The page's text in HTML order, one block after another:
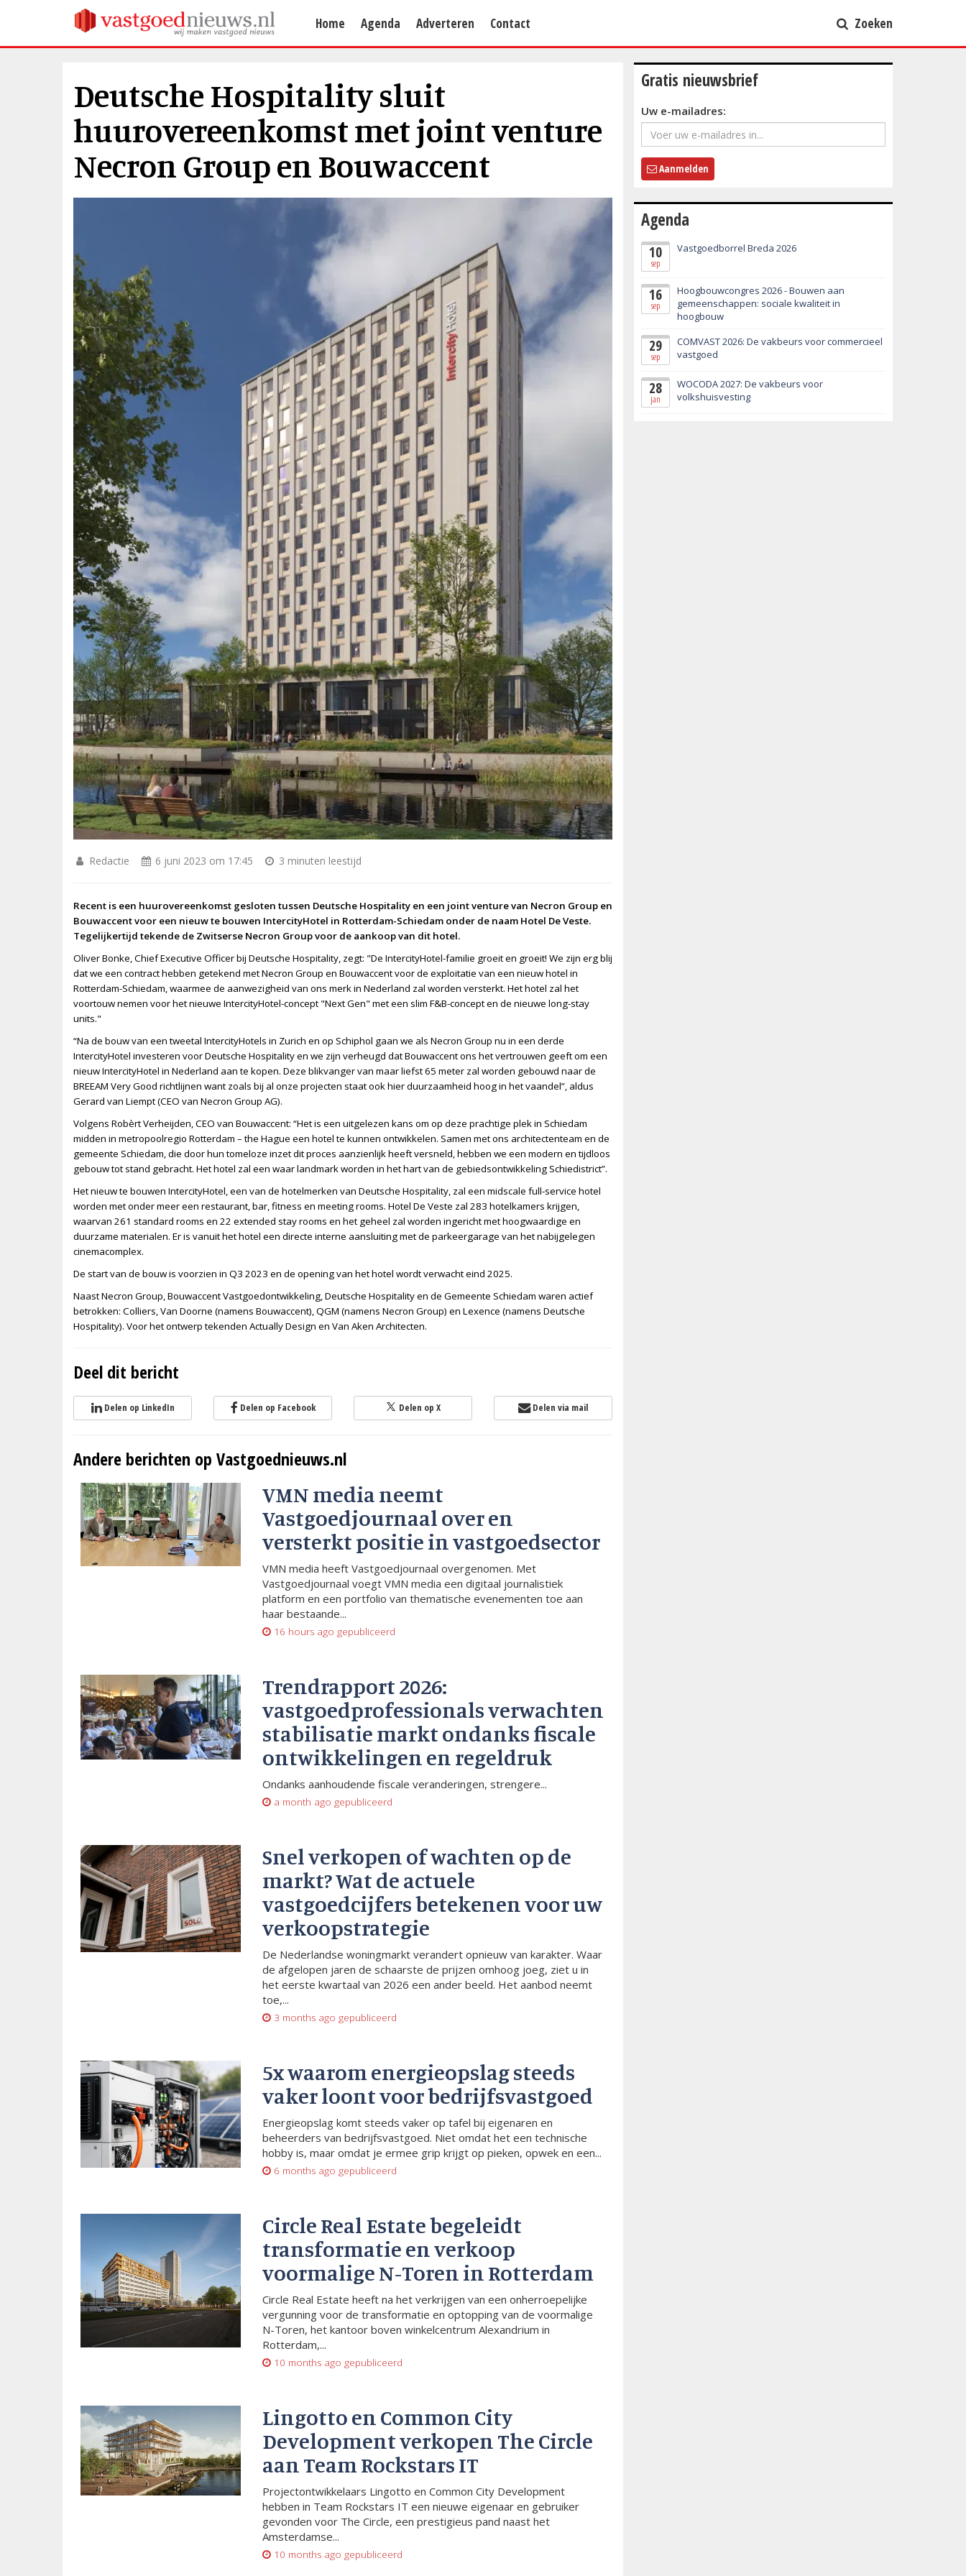
Home Agenda Adverteren Contact Zoeken
Deutsche Hospitality sluit
huurovereenkomst met joint venture
Necron Group en Bouwaccent
Redactie 6 juni 2023 om 17:45 3 minuten leestijd
Recent is een huurovereenkomst gesloten tussen Deutsche Hospitality en een joint venture van Necron Group en
Bouwaccent voor een nieuw te bouwen IntercityHotel in Rotterdam-Schiedam onder de naam Hotel De Veste.
Tegelijkertijd tekende de Zwitserse Necron Group voor de aankoop van dit hotel.
Oliver Bonke, Chief Executive Officer bij Deutsche Hospitality, zegt: "De IntercityHotel-familie groeit en groeit! We zijn erg blij
dat we een contract hebben getekend met Necron Group en Bouwaccent voor de exploitatie van een nieuw hotel in
Rotterdam-Schiedam, waarmee de aanwezigheid van ons merk in Nederland zal worden versterkt. Het hotel zal het
voortouw nemen voor het nieuwe IntercityHotel-concept "Next Gen" met een slim F&B-concept en de nieuwe long-stay
units."
“Na de bouw van een tweetal IntercityHotels in Zurich en op Schiphol gaan we als Necron Group nu in een derde
IntercityHotel investeren voor Deutsche Hospitality en we zijn verheugd dat Bouwaccent ons het vertrouwen geeft om een
nieuw IntercityHotel in Nederland aan te kopen. Deze blikvanger van maar liefst 65 meter zal worden gebouwd naar de
BREEAM Very Good richtlijnen want zoals bij al onze projecten staat ook hier duurzaamheid hoog in het vaandel”, aldus
Gerard van Liempt (CEO van Necron Group AG).
Volgens Robèrt Verheijden, CEO van Bouwaccent: “Het is een uitgelezen kans om op deze prachtige plek in Schiedam
midden in metropoolregio Rotterdam – the Hague een hotel te kunnen ontwikkelen. Samen met ons architectenteam en de
gemeente Schiedam, die door hun tomeloze inzet dit proces aanzienlijk heeft versneld, hebben we een modern en tijdloos
gebouw tot stand gebracht. Het hotel zal een waar landmark worden in het hart van de gebiedsontwikkeling Schiedistrict”.
Het nieuw te bouwen IntercityHotel, een van de hotelmerken van Deutsche Hospitality, zal een midscale full-service hotel
worden met onder meer een restaurant, bar, fitness en meeting rooms. Hotel De Veste zal 283 hotelkamers krijgen,
waarvan 261 standard rooms en 22 extended stay rooms en het geheel zal worden ingericht met hoogwaardige en
duurzame materialen. Er is vanuit het hotel een directe interne aansluiting met de parkeergarage van het nabijgelegen
cinemacomplex.
De start van de bouw is voorzien in Q3 2023 en de opening van het hotel wordt verwacht eind 2025.
Naast Necron Group, Bouwaccent Vastgoedontwikkeling, Deutsche Hospitality en de Gemeente Schiedam waren actief
betrokken: Colliers, Van Doorne (namens Bouwaccent), QGM (namens Necron Group) en Lexence (namens Deutsche
Hospitality). Voor het ontwerp tekenden Actually Design en Van Aken Architecten.
Deel dit bericht
Delen op LinkedIn Delen op Facebook Delen op X Delen via mail
Andere berichten op Vastgoednieuws.nl
VMN media neemt
Vastgoedjournaal over en
versterkt positie in vastgoedsector
VMN media heeft Vastgoedjournaal overgenomen. Met
Vastgoedjournaal voegt VMN media een digitaal journalistiek
platform en een portfolio van thematische evenementen toe aan
haar bestaande...
16 hours ago gepubliceerd
Trendrapport 2026:
vastgoedprofessionals verwachten
stabilisatie markt ondanks fiscale
ontwikkelingen en regeldruk
Ondanks aanhoudende fiscale veranderingen, strengere...
a month ago gepubliceerd
Snel verkopen of wachten op de
markt? Wat de actuele
vastgoedcijfers betekenen voor uw
verkoopstrategie
De Nederlandse woningmarkt verandert opnieuw van karakter. Waar
de afgelopen jaren de schaarste de prijzen omhoog joeg, ziet u in
het eerste kwartaal van 2026 een ander beeld. Het aanbod neemt
toe,...
3 months ago gepubliceerd
5x waarom energieopslag steeds
vaker loont voor bedrijfsvastgoed
Energieopslag komt steeds vaker op tafel bij eigenaren en
beheerders van bedrijfsvastgoed. Niet omdat het een technische
hobby is, maar omdat je ermee grip krijgt op pieken, opwek en een...
6 months ago gepubliceerd
Circle Real Estate begeleidt
transformatie en verkoop
voormalige N-Toren in Rotterdam
Circle Real Estate heeft na het verkrijgen van een onherroepelijke
vergunning voor de transformatie en optopping van de voormalige
N-Toren, het kantoor boven winkelcentrum Alexandrium in
Rotterdam,...
10 months ago gepubliceerd
Lingotto en Common City
Development verkopen The Circle
aan Team Rockstars IT
Projectontwikkelaars Lingotto en Common City Development
hebben in Team Rockstars IT een nieuwe eigenaar en gebruiker
gevonden voor The Circle, een prestigieus pand naast het
Amsterdamse...
10 months ago gepubliceerd
Gratis nieuwsbrief
Uw e-mailadres:
Aanmelden
Agenda
10
sep
Vastgoedborrel Breda 2026
16
sep
Hoogbouwcongres 2026 - Bouwen aan
gemeenschappen: sociale kwaliteit in
hoogbouw
29
sep
COMVAST 2026: De vakbeurs voor commercieel
vastgoed
28
jan
WOCODA 2027: De vakbeurs voor
volkshuisvesting